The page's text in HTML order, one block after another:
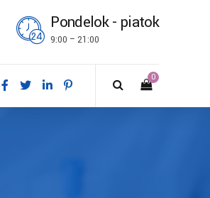
Pondelok - piatok
9:00 – 21:00
0